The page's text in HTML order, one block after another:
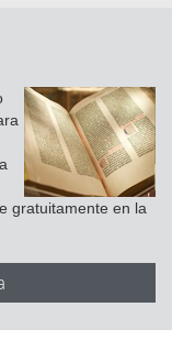
gratuitamente en la